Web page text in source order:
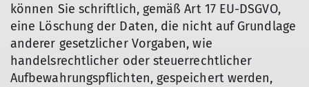
können Sie schriftlich, gemäß Art 17 EU-DSGVO,
eine Löschung der Daten, die nicht auf Grundlage
anderer gesetzlicher Vorgaben, wie
handelsrechtlicher oder steuerrechtlicher
Aufbewahrungspflichten, gespeichert werden,